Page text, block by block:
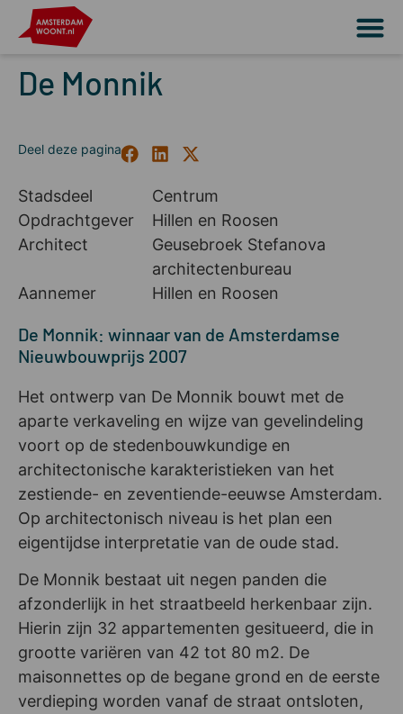
De Monnik
Stadsdeel
Centrum
Opdrachtgever
Hillen en Roosen
Architect
Geusebroek Stefanova
architectenbureau
Aannemer
Hillen en Roosen
De Monnik: winnaar van de Amsterdamse
Nieuwbouwprijs 2007
Het ontwerp van De Monnik bouwt met de
aparte verkaveling en wijze van gevelindeling
voort op de stedenbouwkundige en
architectonische karakteristieken van het
zestiende- en zeventiende-eeuwse Amsterdam.
Op architectonisch niveau is het plan een
eigentijdse interpretatie van de oude stad.
De Monnik bestaat uit negen panden die
afzonderlijk in het straatbeeld herkenbaar zijn.
Hierin zijn 32 appartementen gesitueerd, die in
grootte variëren van 42 tot 80 m2. De
maisonnettes op de begane grond en de eerste
verdieping worden vanaf de straat ontsloten,